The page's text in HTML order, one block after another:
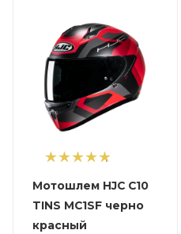
1
Мотошлем HJC C10
TINS MC1SF черно
красный